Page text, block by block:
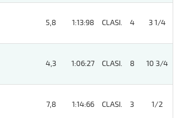
5,8 1:13:98 CLASI. 4 3 1/4
4,3 1:06:27 CLASI. 8 10 3/4
7,8 1:14:66 CLASI. 3 1/2